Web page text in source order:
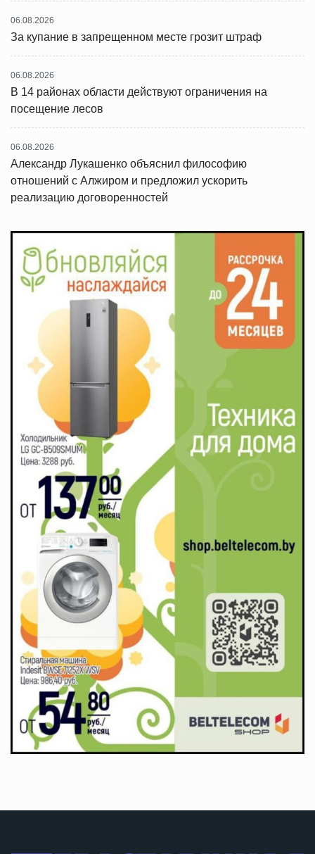
06.08.2026
За купание в запрещенном месте грозит штраф
06.08.2026
В 14 районах области действуют ограничения на
посещение лесов
06.08.2026
Александр Лукашенко объяснил философию
отношений с Алжиром и предложил ускорить
реализацию договоренностей